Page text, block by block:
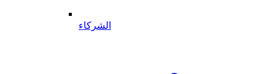
الشركاء